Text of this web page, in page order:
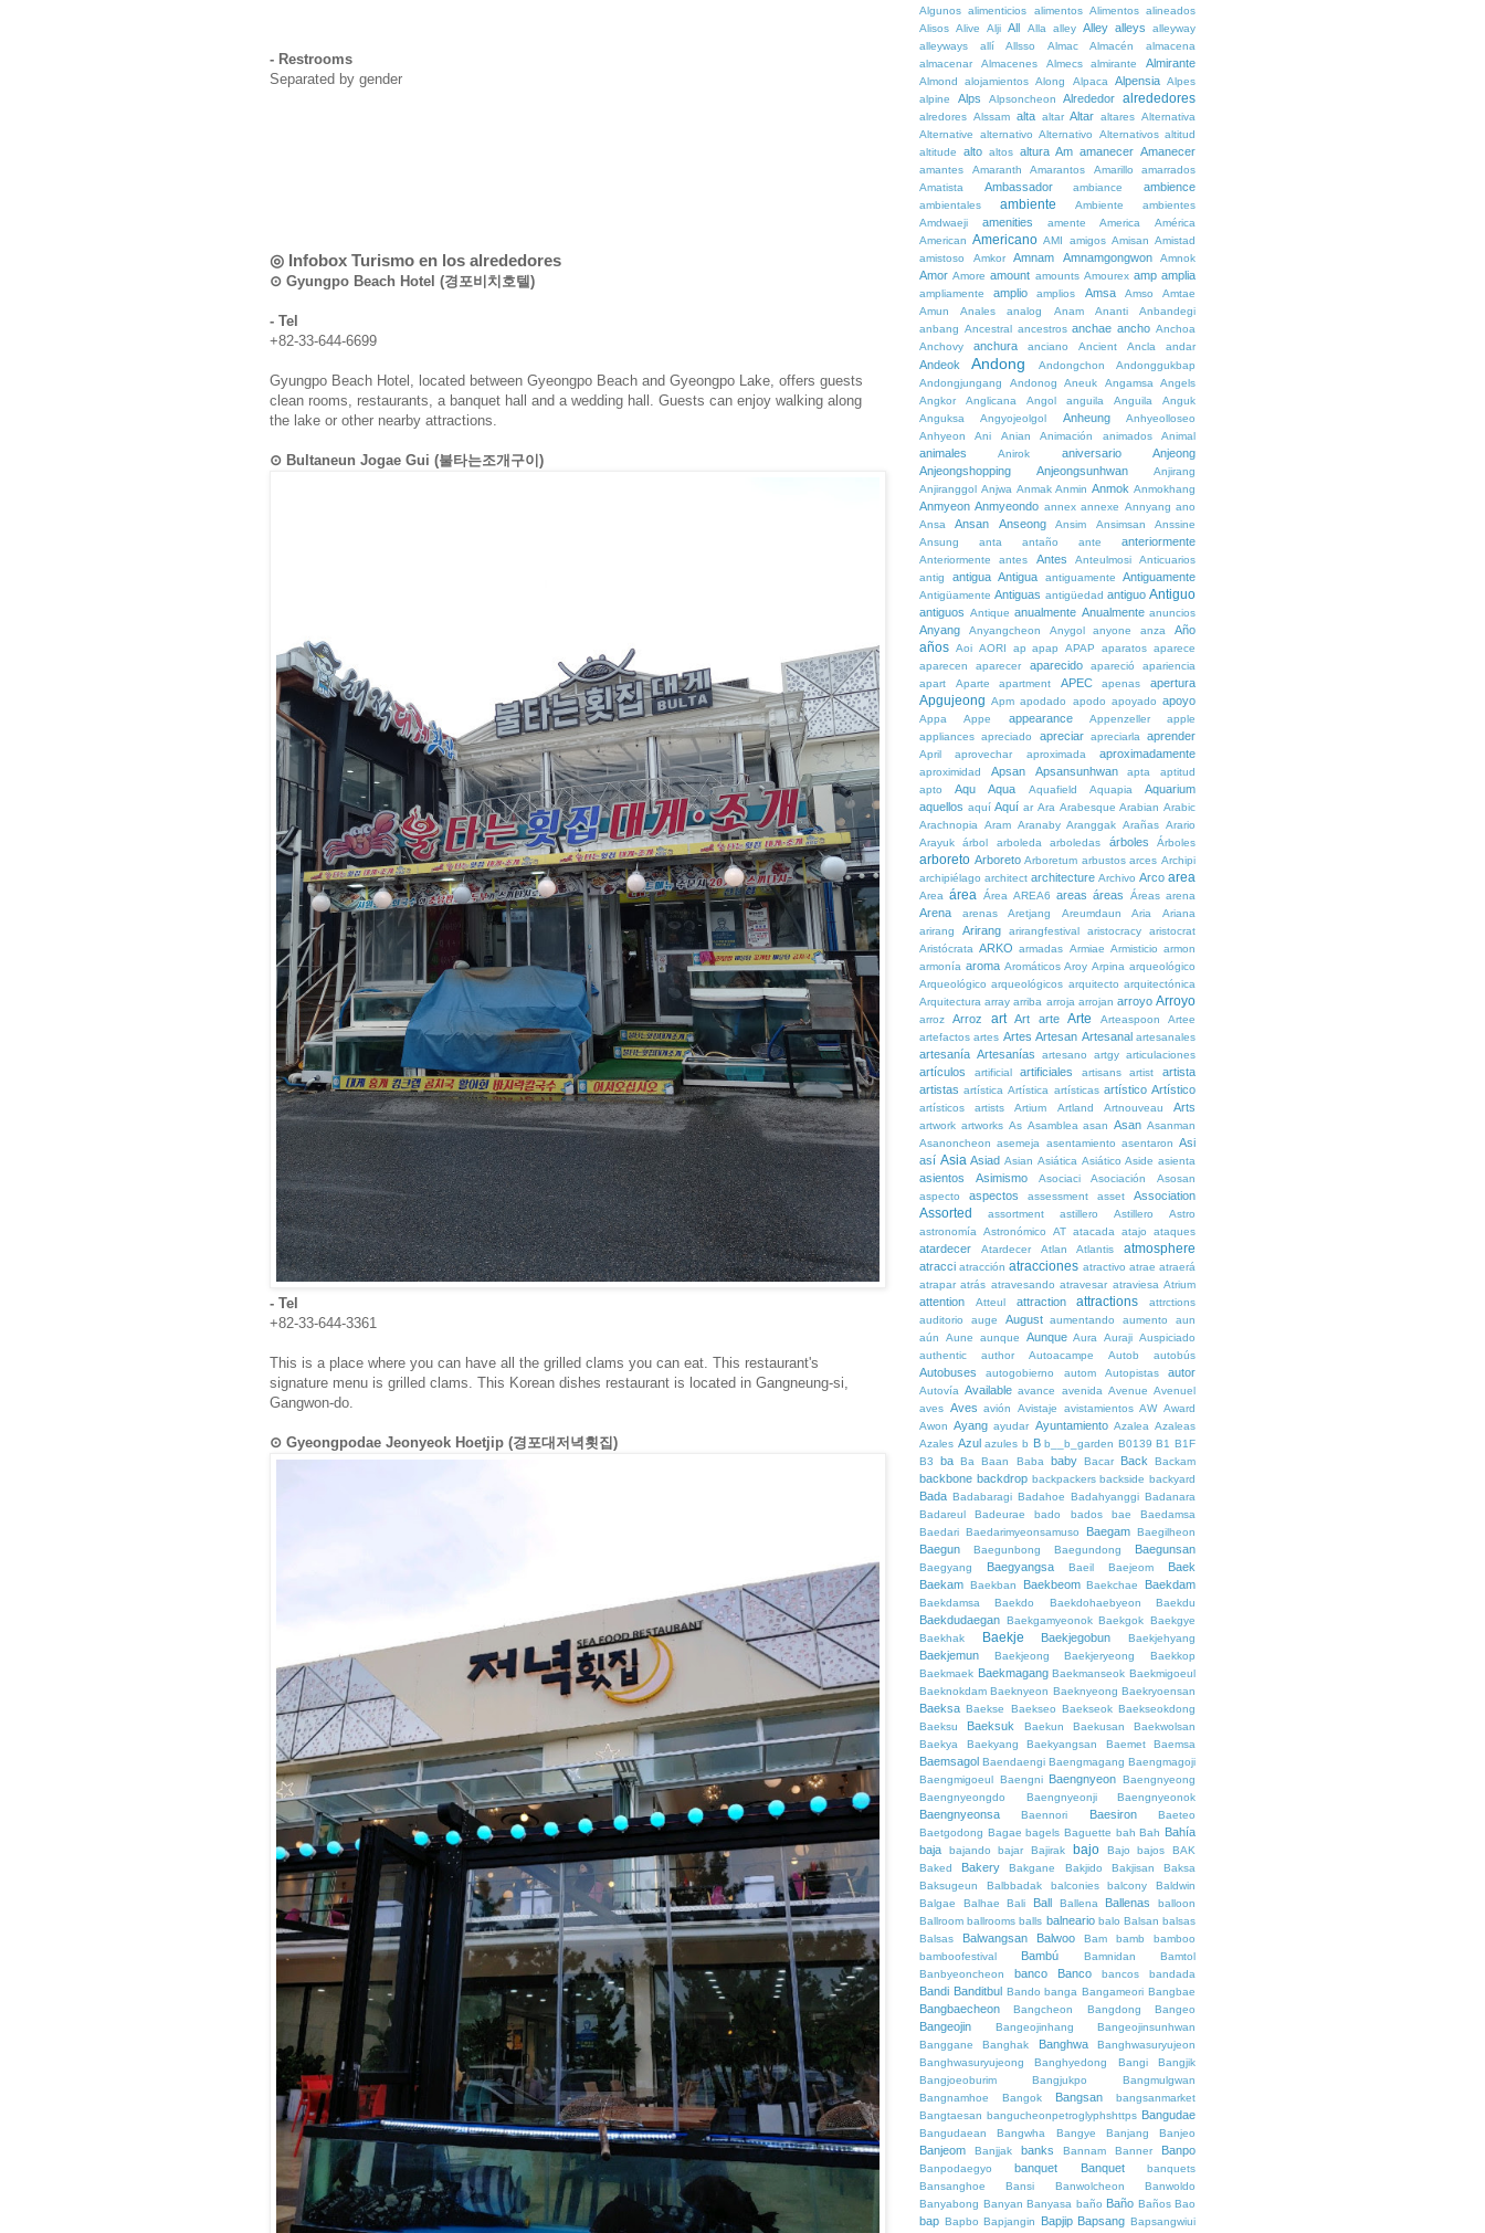
- Restrooms
Separated by gender
◎ Infobox Turismo en los alrededores
⊙ Gyungpo Beach Hotel (경포비치호텔)
- Tel
+82-33-644-6699
Gyungpo Beach Hotel, located between Gyeongpo Beach and Gyeongpo Lake, offers guests
clean rooms, restaurants, a banquet hall and a wedding hall. Guests can enjoy walking along
the lake or other nearby attractions.
⊙ Bultaneun Jogae Gui (불타는조개구이)
- Tel
+82-33-644-3361
This is a place where you can have all the grilled clams you can eat. This restaurant's
signature menu is grilled clams. This Korean dishes restaurant is located in Gangneung-si,
Gangwon-do.
⊙ Gyeongpodae Jeonyeok Hoetjip (경포대저녁횟집)
Algunos alimenticios alimentos Alimentos alineados
Alisos Alive Alji All Alla alley Alley alleys
alleyway
alleyways
allí Allsso Almac Almacén
almacena
almacenar
Almacenes Almecs almirante Almirante
Almond alojamientos Along Alpaca Alpensia Alpes
alpine
Alps Alpsoncheon Alrededor alrededores
alredores Alssam alta altar Altar altares Alternativa
Alternative
alternativo Alternativo Alternativos altitud
altitude
alto altos altura Am amanecer Amanecer
amantes Amaranth Amarantos Amarillo
amarrados
Amatista
Ambassador ambiance ambience
ambientales ambiente Ambiente
ambientes
Amdwaeji
amenities amente America
América
American Americano AMI amigos Amisan Amistad
amistoso
Amkor Amnam Amnamgongwon Amnok
Amor Amore amount amounts Amourex amp amplia
ampliamente amplio amplios Amsa Amso
Amtae
Amun
Anales analog Anam Ananti
Anbandegi
anbang Ancestral ancestros anchae ancho Anchoa
Anchovy
anchura anciano Ancient Ancla andar
Andeok Andong Andongchon
Andonggukbap
Andongjungang
Andonog Aneuk Angamsa
Angels
Angkor
Anglicana Angol anguila Anguila
Anguk
Anguksa
Angyojeolgol Anheung
Anhyeolloseo
Anhyeon
Ani Anian Animación animados Animal
animales Anirok aniversario
Anjeong
Anjeongshopping
Anjeongsunhwan
Anjirang
Anjiranggol Anjwa Anmak Anmin Anmok Anmokhang
Anmyeon Anmyeondo annex annexe Annyang ano
Ansa
Ansan Anseong Ansim Ansimsan
Anssine
Ansung
anta antaño ante anteriormente
Anteriormente antes Antes Anteulmosi
Anticuarios
antig
antigua Antigua antiguamente Antiguamente
Antigüamente Antiguas antigüedad antiguo Antiguo
antiguos Antique anualmente Anualmente anuncios
Anyang Anyangcheon Anygol anyone anza Año
años Aoi AORI ap apap APAP aparatos aparece
aparecen
aparecer aparecido apareció
apariencia
apart
Aparte apartment APEC apenas apertura
Apgujeong Apm apodado apodo apoyado apoyo
Appa Appe appearance Appenzeller
apple
appliances apreciado apreciar apreciarla aprender
April aprovechar aproximada aproximadamente
aproximidad Apsan Apsansunhwan apta
aptitud
apto
Aqu Aqua Aquafield Aquapia
Aquarium
aquellos aquí Aquí ar Ara Arabesque Arabian Arabic
Arachnopia
Aram Aranaby Aranggak Arañas Arario
Arayuk
árbol arboleda arboledas árboles Árboles
arboreto Arboreto Arboretum arbustos arces Archipi
archipiélago architect architecture Archivo Arco area
Area área Área AREA6 areas áreas Áreas arena
Arena arenas Aretjang Areumdaun Aria
Ariana
arirang
Arirang arirangfestival aristocracy
aristocrat
Aristócrata ARKO armadas Armiae Armisticio armon
armonía aroma Aromáticos Aroy Arpina arqueológico
Arqueológico arqueológicos arquitecto arquitectónica
Arquitectura array arriba arroja arrojan arroyo Arroyo
arroz Arroz art Art arte Arte Arteaspoon
Artee
artefactos artes Artes Artesan Artesanal artesanales
artesanía Artesanías artesano artgy articulaciones
artículos artificial artificiales artisans artist
artista
artistas artística Artística artísticas artístico Artístico
artísticos artists Artium Artland Artnouveau Arts
artwork artworks As Asamblea asan Asan Asanman
Asanoncheon asemeja asentamiento asentaron Asi
así Asia Asiad Asian Asiática Asiático Aside asienta
asientos Asimismo Asociaci Asociación
Asosan
aspecto
aspectos assessment asset Association
Assorted assortment astillero Astillero
Astro
astronomía
Astronómico AT atacada atajo ataques
atardecer Atardecer Atlan Atlantis atmosphere
atracci atracción atracciones atractivo atrae atraerá
atrapar atrás atravesando atravesar atraviesa Atrium
attention Atteul attraction attractions
attrctions
auditorio
auge August aumentando aumento
aun
aún
Aune aunque Aunque Aura Auraji Auspiciado
authentic
author Autoacampe Autob autobús
Autobuses autogobierno autom Autopistas autor
Autovía Available avance avenida Avenue Avenuel
aves Aves avión Avistaje avistamientos AW Award
Awon Ayang ayudar Ayuntamiento Azalea Azaleas
Azales Azul azules b B b__b_garden B0139 B1 B1F
B3
ba Ba Baan Baba baby Bacar Back Backam
backbone backdrop backpackers backside backyard
Bada Badabaragi Badahoe Badahyanggi Badanara
Badareul
Badeurae bado bados bae
Baedamsa
Baedari Baedarimyeonsamuso Baegam Baegilheon
Baegun Baegunbong Baegundong Baegunsan
Baegyang Baegyangsa Baeil Baejeom
Baek
Baekam Baekban Baekbeom Baekchae Baekdam
Baekdamsa Baekdo Baekdohaebyeon Baekdu
Baekdudaegan Baekgamyeonok Baekgok Baekgye
Baekhak
Baekje Baekjegobun Baekjehyang
Baekjemun Baekjeong Baekjeryeong
Baekkop
Baekmaek Baekmagang Baekmanseok Baekmigoeul
Baeknokdam Baeknyeon Baeknyeong Baekryoensan
Baeksa Baekse Baekseo Baekseok Baekseokdong
Baeksu
Baeksuk Baekun Baekusan
Baekwolsan
Baekya
Baekyang Baekyangsan Baemet Baemsa
Baemsagol Baendaengi Baengmagang Baengmagoji
Baengmigoeul Baengni Baengnyeon Baengnyeong
Baengnyeongdo
Baengnyeonji Baengnyeonok
Baengnyeonsa Baennori Baesiron
Baeteo
Baetgodong Bagae bagels Baguette bah Bah Bahía
baja
bajando bajar Bajirak bajo Bajo bajos
BAK
Baked
Bakery Bakgane Bakjido Bakjisan
Baksa
Baksugeun
Balbbadak balconies balcony
Baldwin
Balgae
Balhae Bali Ball Ballena Ballenas
balloon
Ballroom ballrooms balls balneario balo Balsan balsas
Balsas
Balwangsan Balwoo Bam bamb
bamboo
bamboofestival
Bambú Bamnidan
Bamtol
Banbyeoncheon
banco Banco bancos bandada
Bandi Banditbul Bando banga Bangameori Bangbae
Bangbaecheon Bangcheon Bangdong Bangeo
Bangeojin Bangeojinhang
Bangeojinsunhwan
Banggane
Banghak Banghwa
Banghwasuryujeon
Banghwasuryujeong
Banghyedong Bangi
Bangjik
Bangjoeoburim
Bangjukpo
Bangmulgwan
Bangnamhoe
Bangok Bangsan
bangsanmarket
Bangtaesan bangucheonpetroglyphshttps Bangudae
Bangudaean Bangwha Bangye Banjang Banjeo
Banjeom Banjjak banks Bannam Banner Banpo
Banpodaegyo banquet Banquet
banquets
Bansanghoe
Bansi Banwolcheon
Banwoldo
Banyabong Banyan Banyasa baño Baño Baños Bao
bap Bapbo Bapjangin Bapjip Bapsang Bapsangwiui